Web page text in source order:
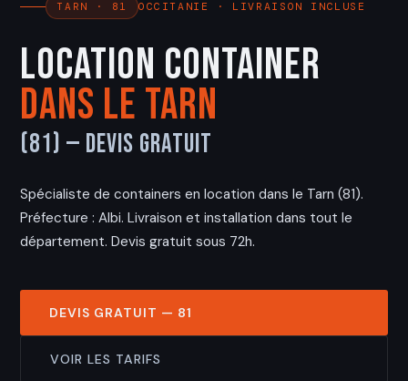
TARN · 81 OCCITANIE · LIVRAISON INCLUSE
Location Container
dans le Tarn
(81) — Devis Gratuit
Spécialiste de containers en location dans le Tarn (81).
Préfecture : Albi. Livraison et installation dans tout le
département. Devis gratuit sous 72h.
DEVIS GRATUIT — 81
VOIR LES TARIFS